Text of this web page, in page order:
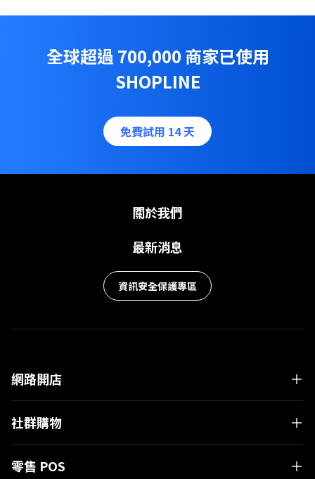
全球超過 700,000 商家已使用
SHOPLINE
免費試用 14 天
關於我們
最新消息
資訊安全保護專區
網路開店
社群購物
零售 POS